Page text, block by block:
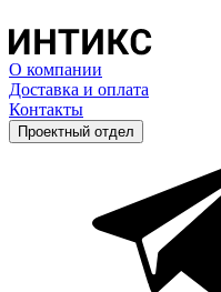
О компании
Доставка и оплата
Контакты
Проектный отдел